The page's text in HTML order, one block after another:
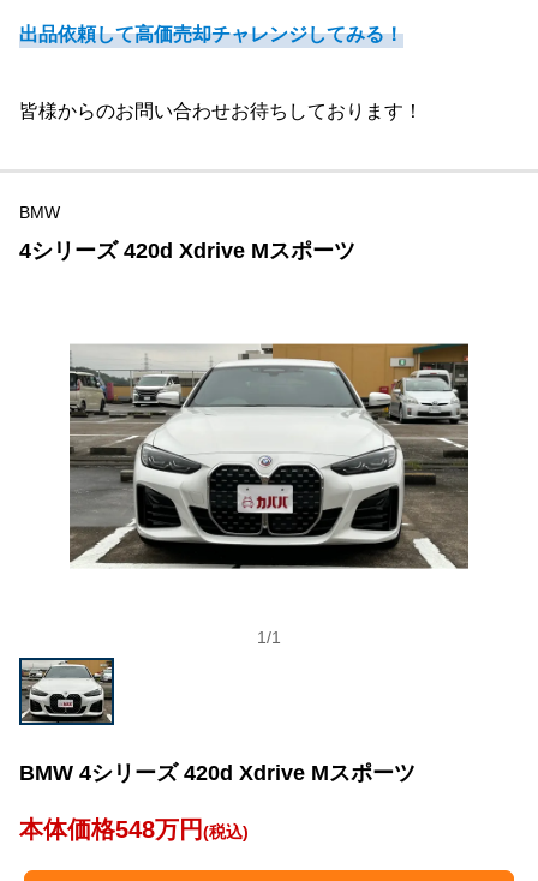
出品依頼して高価売却チャレンジしてみる！
皆様からのお問い合わせお待ちしております！
BMW
4シリーズ 420d Xdrive Mスポーツ
1/1
BMW 4シリーズ 420d Xdrive Mスポーツ
本体価格548万円(税込)